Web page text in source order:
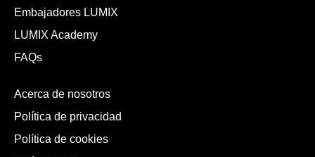
Embajadores LUMIX
LUMIX Academy
FAQs
Acerca de nosotros
Política de privacidad
Política de cookies